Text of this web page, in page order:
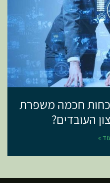
חכמה משפרת
העובדים?
»